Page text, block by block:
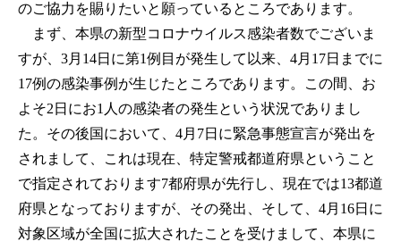
のご協力を賜りたいと願っているところであります。
まず、本県の新型コロナウイルス感染者数でございま
すが、3月14日に第1例目が発生して以来、4月17日までに
17例の感染事例が生じたところであります。この間、お
よそ2日にお1人の感染者の発生という状況でありまし
た。その後国において、4月7日に緊急事態宣言が発出を
されまして、これは現在、特定警戒都道府県ということ
で指定されております7都府県が先行し、現在では13都道
府県となっておりますが、その発出、そして、4月16日に
対象区域が全国に拡大されたことを受けまして、本県に